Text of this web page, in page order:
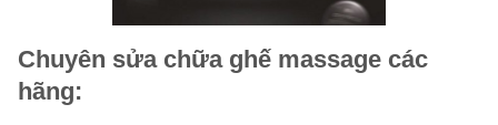
Chuyên sửa chữa ghế massage các
hãng: